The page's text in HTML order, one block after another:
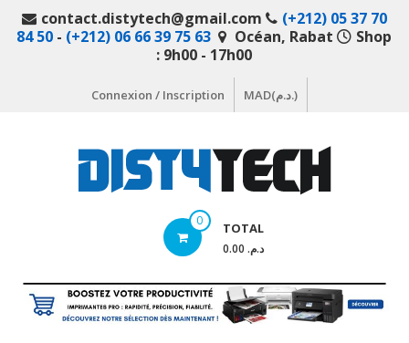
contact.distytech@gmail.com
(+212) 05 37 70
84 50 - (+212) 06 66 39 75 63 Océan, Rabat
Shop
: 9h00 - 17h00
Connexion / Inscription MAD(د.م.)
en
ligne
0 TOTAL
د.م. 0.00